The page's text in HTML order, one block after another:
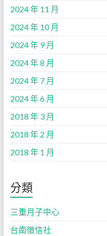
2024 年 11 月
2024 年 10 月
2024 年 9 月
2024 年 8 月
2024 年 7 月
2024 年 6 月
2018 年 3 月
2018 年 2 月
2018 年 1 月
分類
三重月子中心
台南徵信社